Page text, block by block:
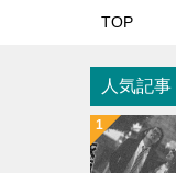
TOP
人気記事